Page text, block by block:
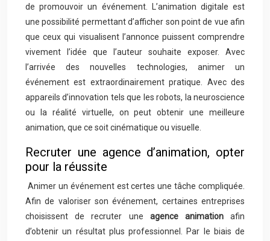
de promouvoir un événement. L’animation digitale est
une possibilité permettant d’afficher son point de vue afin
que ceux qui visualisent l’annonce puissent comprendre
vivement l’idée que l’auteur souhaite exposer. Avec
l’arrivée des nouvelles technologies, animer un
événement est extraordinairement pratique. Avec des
appareils d’innovation tels que les robots, la neuroscience
ou la réalité virtuelle, on peut obtenir une meilleure
animation, que ce soit cinématique ou visuelle.
Recruter une agence d’animation, opter
pour la réussite
Animer un événement est certes une tâche compliquée.
Afin de valoriser son événement, certaines entreprises
choisissent de recruter une agence animationafin
d’obtenir un résultat plus professionnel. Par le biais de